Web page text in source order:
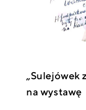
„Sulejówek
na wystawę